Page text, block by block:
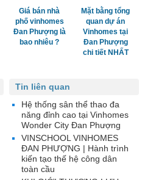
Giá bán nhà
phố vinhomes
Đan Phượng là
bao nhiêu ?
Mặt bằng tổng
quan dự án
Vinhomes tại
Đan Phượng
chi tiết NHẤT
Tin liên quan
Hệ thống sân thể thao đa
năng đỉnh cao tại Vinhomes
Wonder City Đan Phượng
VINSCHOOL VINHOMES
ĐAN PHƯỢNG | Hành trình
kiến tạo thế hệ công dân
toàn cầu